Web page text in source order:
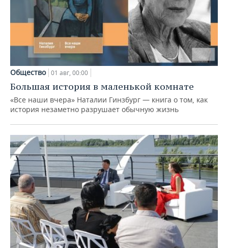
Общество 01 авг, 00:00
Большая история в маленькой комнате
«Все наши вчера» Наталии Гинзбург — книга о том, как
история незаметно разрушает обычную жизнь